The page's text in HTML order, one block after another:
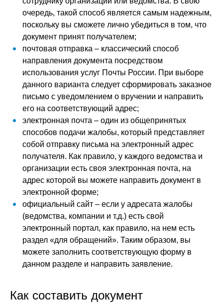
очередь, такой способ является самым надежным,
поскольку вы сможете лично убедиться в том, что
документ принят получателем;
почтовая отправка – классический способ
направления документа посредством
использования услуг Почты России. При выборе
данного варианта следует сформировать заказное
письмо с уведомлением о вручении и направить
его на соответствующий адрес;
электронная почта – один из общепринятых
способов подачи жалобы, который представляет
собой отправку письма на электронный адрес
получателя. Как правило, у каждого ведомства и
организации есть своя электронная почта, на
адрес которой вы можете направить документ в
электронной форме;
официальный сайт – если у адресата жалобы
(ведомства, компании и т.д.) есть свой
электронный портал, как правило, на нем есть
раздел «для обращений». Таким образом, вы
можете заполнить соответствующую форму в
данном разделе и направить заявление.
Как составить документ